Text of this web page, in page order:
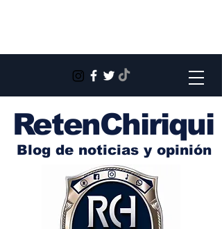
RetenChiriqui
Blog de noticias y opinión